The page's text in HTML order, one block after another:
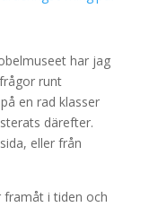
har jag
runt
en rad klasser
därefter.
eller från
framåt i tiden och